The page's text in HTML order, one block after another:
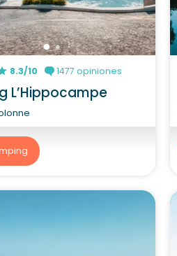
8.3/10 1477 opiniones
L’Hippocampe